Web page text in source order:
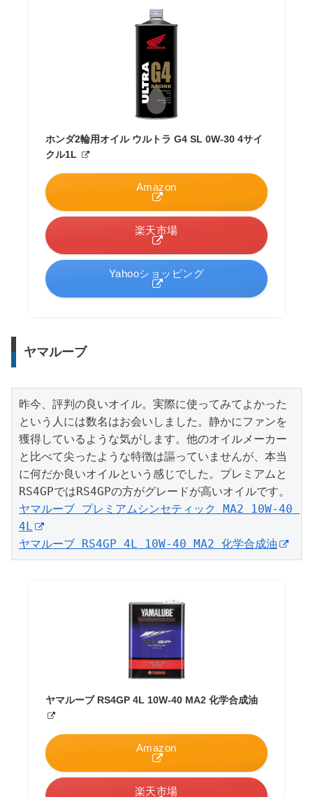
ホンダ2輪用オイル ウルトラ G4 SL 0W-30 4サイ
クル1L
Amazon
楽天市場
Yahooショッピング
ヤマルーブ
昨今、評判の良いオイル。実際に使ってみてよかった
という人には数名はお会いしました。静かにファンを
獲得しているような気がします。他のオイルメーカー
と比べて尖ったような特徴は謳っていませんが、本当
に何だか良いオイルという感じでした。プレミアムと
ヤマルーブ プレミアムシンセティック MA2 10W-40
4L
ヤマルーブ RS4GP 4L 10W-40 MA2 化学合成油
ヤマルーブ RS4GP 4L 10W-40 MA2 化学合成油
Amazon
楽天市場